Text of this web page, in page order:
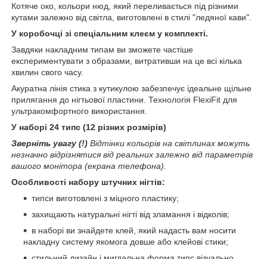
Котяче око, кольори нюд, який переливається під різними
кутами залежно від світла, виготовлені в стилі "ледяної кави".
У коробочці зі спеціальним клеєм у комплекті.
Завдяки накладним типам ви зможете частіше
експериментувати з образами, витративши на це всі кілька
хвилин свого часу.
Акуратна лінія стика з кутикулою забезпечує ідеальне щільне
прилягання до нігтьової пластини. Технологія FlexiFit для
ультракомфортного використання.
У наборі 24 типс (12 різних розмірів)
Зверніть увагу (!) Відтінки кольорів на світлинах можуть
незначно відрізнятися від реальних залежно від параметрів
вашого монітора (екрана телефона).
Особливості набору штучних нігтів:
типси виготовлені з міцного пластику;
захищають натуральні нігті від зламання і відколів;
в наборі ви знайдете клей, який надасть вам носити
накладну систему якомога довше або клейові стики;